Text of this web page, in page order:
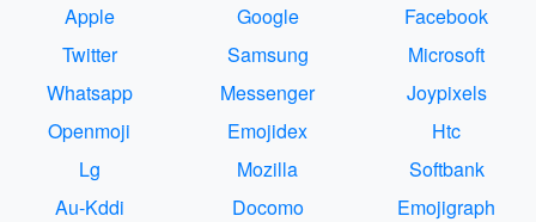
Apple Google
Facebook
Twitter
Samsung
Microsoft
Whatsapp
Messenger
Joypixels
Openmoji
Emojidex
Htc
Lg
Mozilla
Softbank
Au-Kddi
Docomo
Emojigraph